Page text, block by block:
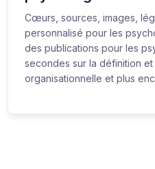
Cœurs, sources, images,
personnalisé pour les
des publications pour les
secondes sur la définition
organisationnelle et plus